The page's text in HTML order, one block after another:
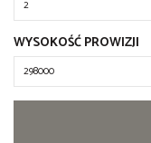
WYSOKOŚĆ PROWIZJI